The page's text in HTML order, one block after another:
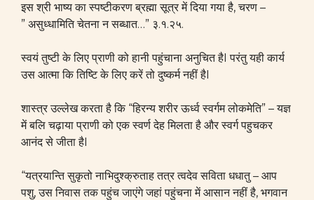
इस श्री भाष्य का स्पष्टीकरण ब्रह्मा सूत्र में दिया गया है, चरण –
” असुध्धामिति चेतना न सब्धात…” ३.१.२५.
स्वयं तुष्टी के लिए प्राणी को हानी पहुंचाना अनुचित हैI परंतु यही कार्य
उस आत्मा कि तिष्टि के लिए करें तो दुष्कर्म नहीं हैI
शास्त्र उल्लेख करता है कि “हिरन्य शरीर ऊर्ध्व स्वर्गम लोकमेति” – यज्ञ
में बलि चढ़ाया प्राणी को एक स्वर्ण देह मिलता है और स्वर्ग पहुचकर
आनंद से जीता हैI
“यत्रयान्ति सुकृतो नाभिदुश्क्रुताह तत्र त्वदेव सविता धधातु – आप
पशु, उस निवास तक पहुंच जाएंगे जहां पहुंचना में आसान नहीं है, भगवान